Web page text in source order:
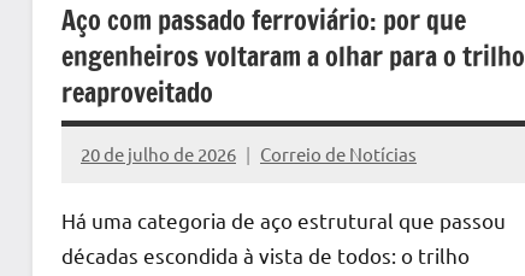
Aço com passado ferroviário: por que
engenheiros voltaram a olhar para o trilho
reaproveitado
20 de julho de 2026 Correio de Notícias
Nenhum
Há uma categoria de aço estrutural que passou
décadas escondida à vista de todos: o trilho